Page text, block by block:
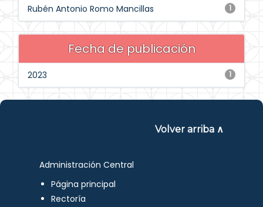
1
Rubén Antonio Romo Mancillas
Fecha de publicación
1
2023
Volver arriba ∧
Administración Central
Página principal
Rectoría